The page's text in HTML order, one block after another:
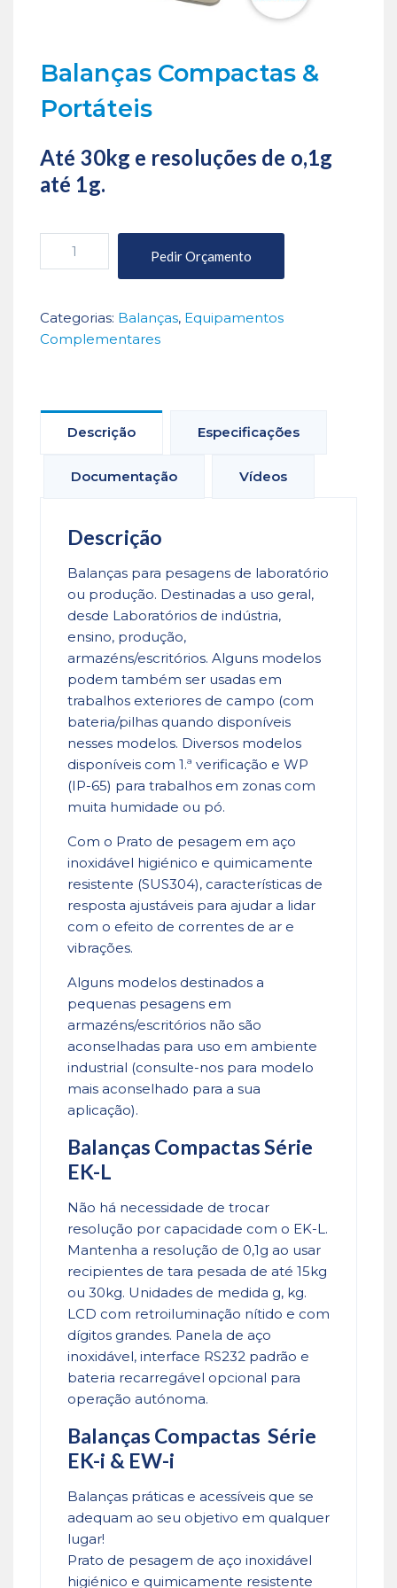
Balanças Compactas &
Portáteis
Até 30kg e resoluções de o,1g
até 1g.
&
Portáteis
Pedir Orçamento
Categorias: Balanças, Equipamentos
Complementares
Descrição Especificações
Documentação Vídeos
Descrição
Balanças para pesagens de laboratório
ou produção. Destinadas a uso geral,
desde Laboratórios de indústria,
ensino, produção,
armazéns/escritórios. Alguns modelos
podem também ser usadas em
trabalhos exteriores de campo (com
bateria/pilhas quando disponíveis
nesses modelos. Diversos modelos
disponíveis com 1.ª verificação e WP
(IP-65) para trabalhos em zonas com
muita humidade ou pó.
Com o Prato de pesagem em aço
inoxidável higiénico e quimicamente
resistente (SUS304), características de
resposta ajustáveis ​​para ajudar a lidar
com o efeito de correntes de ar e
vibrações.
Alguns modelos destinados a
pequenas pesagens em
armazéns/escritórios não são
aconselhadas para uso em ambiente
industrial (consulte-nos para modelo
mais aconselhado para a sua
aplicação).
Balanças Compactas Série
EK-L
Não há necessidade de trocar
resolução por capacidade com o EK-L.
Mantenha a resolução de 0,1g ao usar
recipientes de tara pesada de até 15kg
ou 30kg. Unidades de medida g, kg.
LCD com retroiluminação nítido e com
dígitos grandes. Panela de aço
inoxidável, interface RS232 padrão e
bateria recarregável opcional para
operação autónoma.
Balanças Compactas Série
EK-i & EW-i
Balanças práticas e acessíveis que se
adequam ao seu objetivo em qualquer
lugar!
Prato de pesagem de aço inoxidável
higiénico e quimicamente resistente